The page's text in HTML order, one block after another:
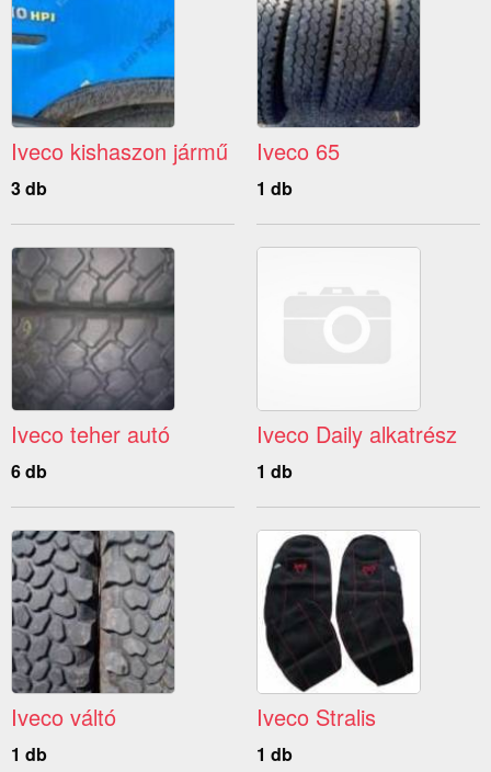
Iveco kishaszon jármű
3 db
Iveco 65
1 db
Iveco teher autó
6 db
Iveco Daily alkatrész
1 db
Iveco váltó
1 db
Iveco Stralis
1 db